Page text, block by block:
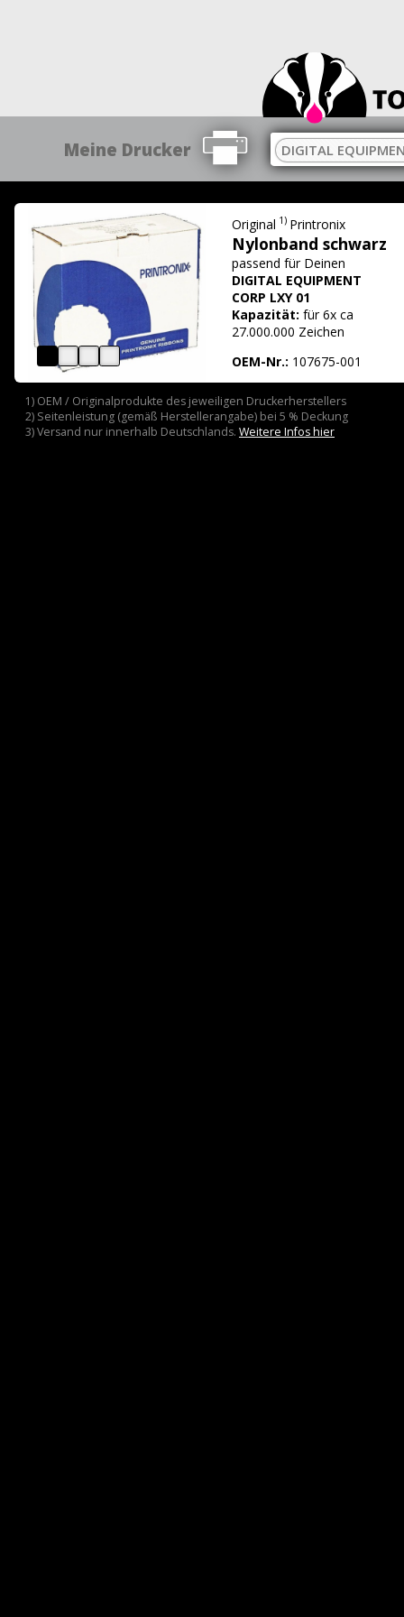
Meine Drucker DIGITAL
Original 1) Printronix
Nylonband schwarz
passend für Deinen
DIGITAL EQUIPMENT
CORP LXY 01
Kapazität: für 6x ca
27.000.000 Zeichen
OEM-Nr.: 107675-001
1) OEM / Originalprodukte des jeweiligen Druckerherstellers
2) Seitenleistung (gemäß Herstellerangabe) bei 5 % Deckung
3) Versand nur innerhalb Deutschlands. Weitere Infos hier